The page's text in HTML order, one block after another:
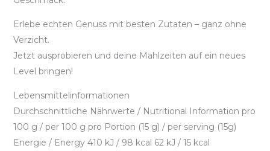
Erlebe echten Genuss mit besten Zutaten – ganz ohne
Verzicht.
Jetzt ausprobieren und deine Mahlzeiten auf ein neues
Level bringen!
Lebensmittelinformationen
Durchschnittliche Nährwerte / Nutritional Information pro
100 g / per 100 g pro Portion (15 g) / per serving (15g)
​​​​​​​Energie / Energy 410 kJ / 98 kcal 62 kJ / 15 kcal